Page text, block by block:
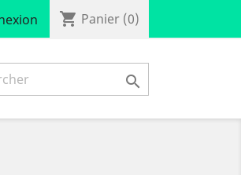
shopping_cart Panier (0)
